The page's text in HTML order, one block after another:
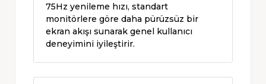
75Hz yenileme hızı, standart
monitörlere göre daha pürüzsüz bir
ekran akışı sunarak genel kullanıcı
deneyimini iyileştirir.